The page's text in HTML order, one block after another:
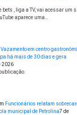
bets , liga a TV, vai acessar um
aparece uma…
Vazamento em centro
há mais de 30 dias e gera
2026
Funcionários relatam
municipal de Petrolina7 de